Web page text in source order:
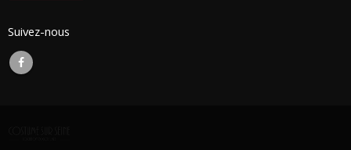
Suivez-nous